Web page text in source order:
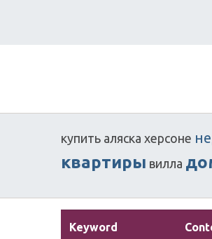
купить аляска херсоне
квартиры вилла
Keyword